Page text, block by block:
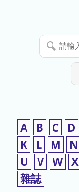
暫
停
請
輸
A B C D
K
L M N
U
V W X
雜誌